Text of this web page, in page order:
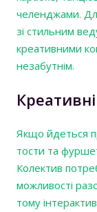
челенджами.
зі стильним
креативними
незабутнім.
Якщо йдеться
тости та
Колектив
можливості
тому